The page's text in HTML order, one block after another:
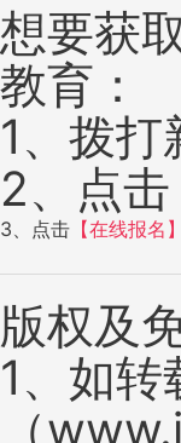
想要获
教育：
1、拨
2、点击
3、点击 【在线报名】
版权及
1、如
（